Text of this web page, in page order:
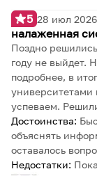
5 28 июл 2026
налаженная
Поздно
году не выйдет.
подробнее, в
университетами
успеваем.
Достоинства:
объяснять
оставалось
Недостатки: